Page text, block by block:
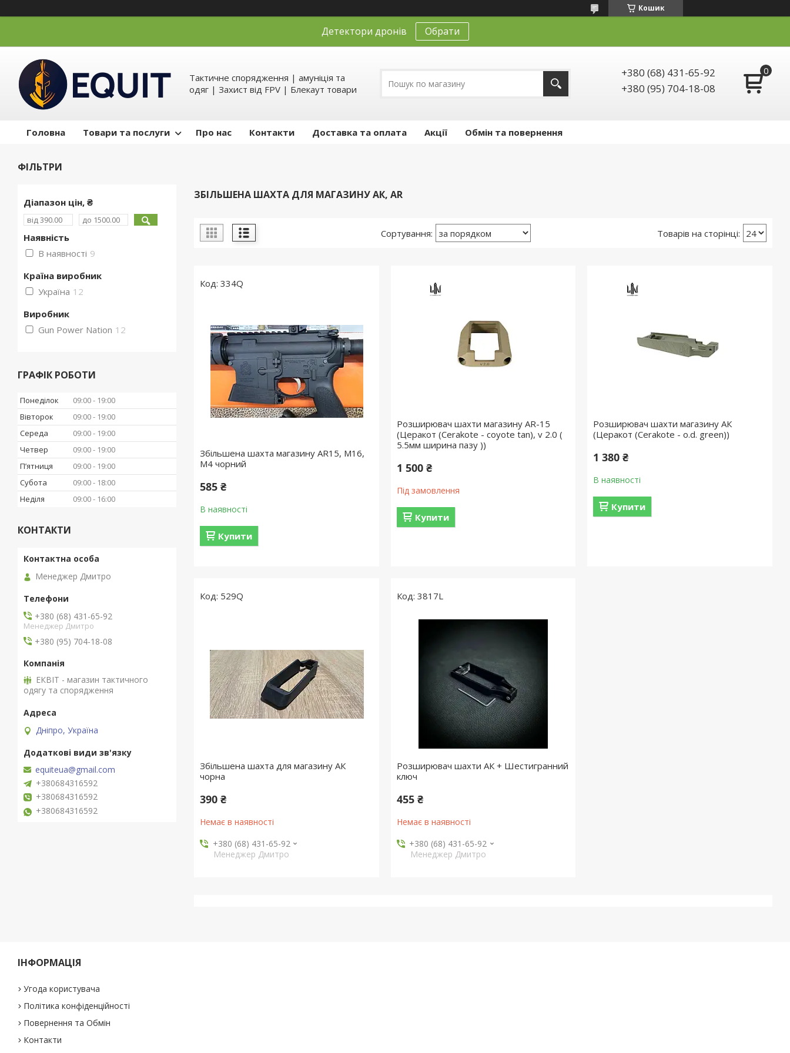
Кошик
Детектори дронів Обрати
Тактичне спорядження | амуніція та
одяг | Захист від FPV | Блекаут товари
+380 (68) 431-65-92
+380 (95) 704-18-08
Головна Товари та послуги Про нас Контакти Доставка та оплата Акції Обмін та повернення
ЗБІЛЬШЕНА ШАХТА ДЛЯ МАГАЗИНУ АК, AR
334Q
Збільшена шахта магазину AR15, M16,
M4 чорний
585 ₴
В наявності
Купити
Розширювач шахти магазину AR-15
(Церакот (Cerakote - coyote tan), v 2.0 (
5.5мм ширина пазу ))
1 500 ₴
Під замовлення
Купити
Розширювач шахти магазину АК
(Церакот (Cerakote - o.d. green))
1 380 ₴
В наявності
Купити
529Q
Збільшена шахта для магазину АК
чорна
390 ₴
Немає в наявності
+380 (68) 431-65-92
Менеджер Дмитро
3817L
Розширювач шахти АК + Шестигранний
ключ
455 ₴
Немає в наявності
+380 (68) 431-65-92
Менеджер Дмитро
ФІЛЬТРИ
Діапазон цін, ₴
Наявність
В наявності 9
Країна виробник
Україна 12
Виробник
Gun Power Nation 12
ГРАФІК РОБОТИ
Понеділок 09:00
19:00
Вівторок
09:00
19:00
Середа
09:00
19:00
Четвер
09:00
19:00
Пʼятниця
09:00
19:00
Субота
09:00
18:00
Неділя
09:00 16:00
КОНТАКТИ
Менеджер Дмитро
+380 (68) 431-65-92
Менеджер Дмитро
+380 (95) 704-18-08
ЕКВІТ - магазин тактичного
одягу та спорядження
Дніпро, Україна
equiteua@gmail.com
+380684316592
+380684316592
+380684316592
ІНФОРМАЦІЯ
Угода користувача
Політика конфіденційності
Повернення та Обмін
Контакти